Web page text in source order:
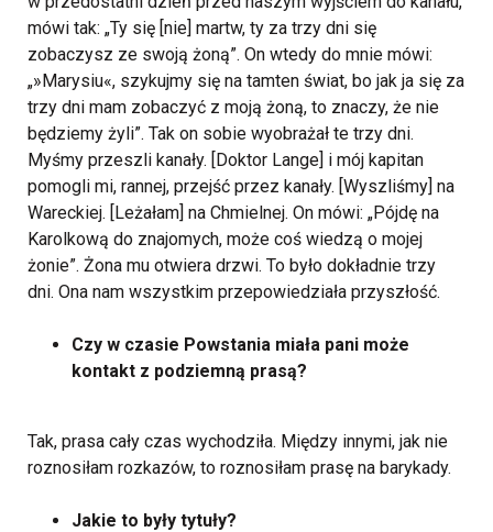
mówi tak: „Ty się [nie] martw, ty za trzy dni się
zobaczysz ze swoją żoną”. On wtedy do mnie mówi:
„»Marysiu«, szykujmy się na tamten świat, bo jak ja się za
trzy dni mam zobaczyć z moją żoną, to znaczy, że nie
będziemy żyli”. Tak on sobie wyobrażał te trzy dni.
Myśmy przeszli kanały. [Doktor Lange] i mój kapitan
pomogli mi, rannej, przejść przez kanały. [Wyszliśmy] na
Wareckiej. [Leżałam] na Chmielnej. On mówi: „Pójdę na
Karolkową do znajomych, może coś wiedzą o mojej
żonie”. Żona mu otwiera drzwi. To było dokładnie trzy
dni. Ona nam wszystkim przepowiedziała przyszłość.
Czy w czasie Powstania miała pani może
kontakt z podziemną prasą?
Tak, prasa cały czas wychodziła. Między innymi, jak nie
roznosiłam rozkazów, to roznosiłam prasę na barykady.
Jakie to były tytuły?